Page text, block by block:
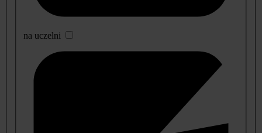
na uczelni